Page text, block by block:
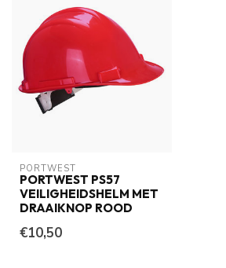
PORTWEST
PORTWEST PS57
VEILIGHEIDSHELM MET
DRAAIKNOP ROOD
€10,50